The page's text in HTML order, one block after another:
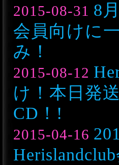
2015-08-31 8
会員向けに
み！
2015-08-12
け！本日発
CD！!
2015-04-16